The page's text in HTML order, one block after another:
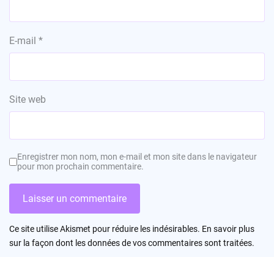
E-mail *
Site web
Enregistrer mon nom, mon e-mail et mon site dans le navigateur
pour mon prochain commentaire.
Ce site utilise Akismet pour réduire les indésirables. En savoir plus
sur la façon dont les données de vos commentaires sont traitées.